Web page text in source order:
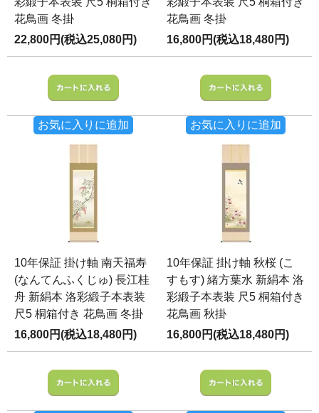
花鳥画 冬掛
22,800円(税込25,080円)
お気に入りに追加
花鳥画 冬掛
16,800円(税込18,480円)
お気に入りに追加
10年保証 掛け軸 南天福寿
(なんてんふくじゅ) 長江桂
舟 新絹本 洛彩緞子本表装
尺5 桐箱付き 花鳥画 冬掛
16,800円(税込18,480円)
10年保証 掛け軸 秋桜 (こ
すもす) 緒方葉水 新絹本 洛
彩緞子本表装 尺5 桐箱付き
花鳥画 秋掛
16,800円(税込18,480円)